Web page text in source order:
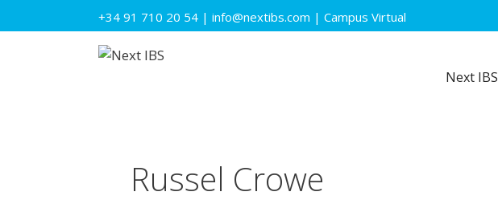
al
+34 91 710 20 54 | info@nextibs.com | Campus Virtual
Next IBS
Russel Crowe